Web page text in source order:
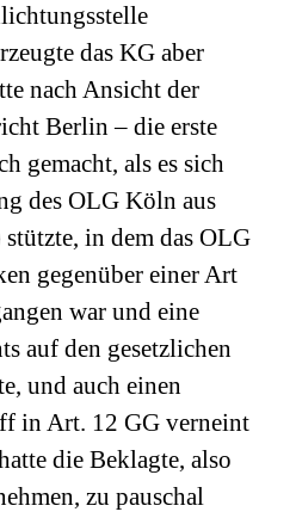
das KG aber
nach Ansicht der
Berlin – die erste
gemacht, als es sich
des OLG Köln aus
in dem das OLG
gegenüber einer Art
war und eine
auf den gesetzlichen
und auch einen
in Art. 12 GG verneint
die Beklagte, also
zu pauschal